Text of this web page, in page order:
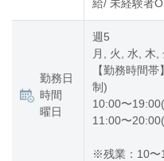
給/ 未経験者
勤務日
時間
曜日
週5
月, 火, 水, 木,
【勤務時間
制)
10:00〜
11:00〜
※残業：10〜